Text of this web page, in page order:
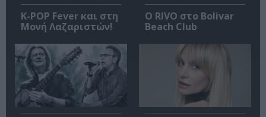
K-POP Fever και στη
Μονή Λαζαριστών!
Ο RIVO στο Bolivar
Beach Club